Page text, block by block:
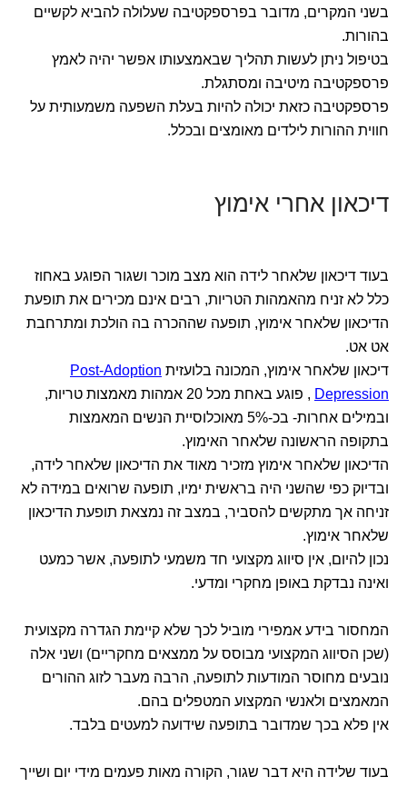
בשני המקרים, מדובר בפרספקטיבה שעלולה להביא לקשיים
בהורות.
בטיפול ניתן לעשות תהליך שבאמצעותו אפשר יהיה לאמץ
פרספקטיבה מיטיבה ומסתגלת.
פרספקטיבה כזאת יכולה להיות בעלת השפעה משמעותית על
חווית ההורות לילדים מאומצים ובכלל.
דיכאון אחרי אימוץ
בעוד דיכאון שלאחר לידה הוא מצב מוכר ושגור הפוגע באחוז
כלל לא זניח מהאמהות הטריות, רבים אינם מכירים את תופעת
הדיכאון שלאחר אימוץ, תופעה שההכרה בה הולכת ומתרחבת
אט אט.
דיכאון שלאחר אימוץ, המכונה בלועזית Post-Adoption
Depression
, פוגע באחת מכל 20 אמהות מאמצות טריות,
ובמילים אחרות- בכ-5% מאוכלוסיית הנשים המאמצות
בתקופה הראשונה שלאחר האימוץ.
הדיכאון שלאחר אימוץ מזכיר מאוד את הדיכאון שלאחר לידה,
ובדיוק כפי שהשני היה בראשית ימיו, תופעה שרואים במידה לא
זניחה אך מתקשים להסביר, במצב זה נמצאת תופעת הדיכאון
שלאחר אימוץ.
נכון להיום, אין סיווג מקצועי חד משמעי לתופעה, אשר כמעט
ואינה נבדקת באופן מחקרי ומדעי.
המחסור בידע אמפירי מוביל לכך שלא קיימת הגדרה מקצועית
(שכן הסיווג המקצועי מבוסס על ממצאים מחקריים) ושני אלה
נובעים מחוסר המודעות לתופעה, הרבה מעבר לזוג ההורים
המאמצים ולאנשי המקצוע המטפלים בהם.
אין פלא בכך שמדובר בתופעה שידועה למעטים בלבד.
בעוד שלידה היא דבר שגור, הקורה מאות פעמים מידי יום ושייך